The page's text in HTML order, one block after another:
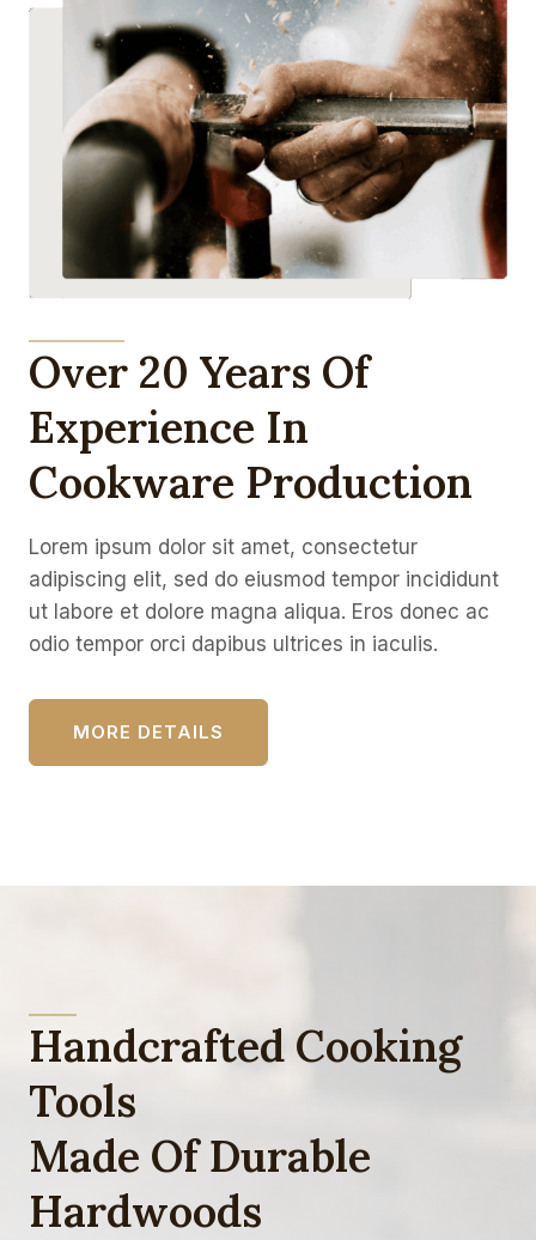
Over 20 Years Of
Experience In
Cookware Production
Lorem ipsum dolor sit amet, consectetur
adipiscing elit, sed do eiusmod tempor incididunt
ut labore et dolore magna aliqua. Eros donec ac
odio tempor orci dapibus ultrices in iaculis.
MORE DETAILS
Handcrafted Cooking
Tools
Made Of Durable
Hardwoods